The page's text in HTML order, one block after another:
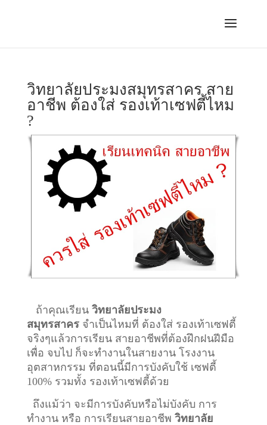
วิทยาลัยประมงสมุทรสาคร สาย
อาชีพ ต้องใส่ รองเท้าเซฟตี้ไหม
?
ถ้าคุณเรียน วิทยาลัยประมง
สมุทรสาครจำเป็นไหมที่ ต้องใส่ รองเท้าเซฟตี้
จริงๆแล้วการเรียน สายอาชีพที่ต้องฝึกฝนฝีมือ
เพื่อ จบไป ก็จะทำงานในสายงาน โรงงาน
อุตสาหกรรม ที่ตอนนี้มีการบังคับใช้ เซฟตี้
100% รวมทั้ง รองเท้าเซฟตี้ด้วย
ถึงแม้ว่า จะมีการบังคับหรือไม่บังคับ การ
ทำงาน หรือ การเรียนสายอาชีพ วิทยาลัย